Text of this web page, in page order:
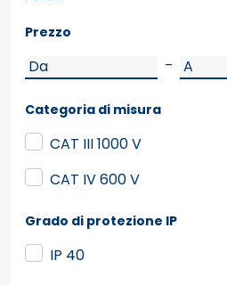
Prezzo
–
Categoria di misura
CAT III 1000 V
CAT IV 600 V
Grado di protezione IP
IP 40